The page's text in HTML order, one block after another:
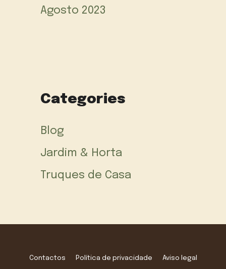
Agosto 2023
Categories
Blog
Jardim & Horta
Truques de Casa
Contactos Política de privacidade Aviso legal